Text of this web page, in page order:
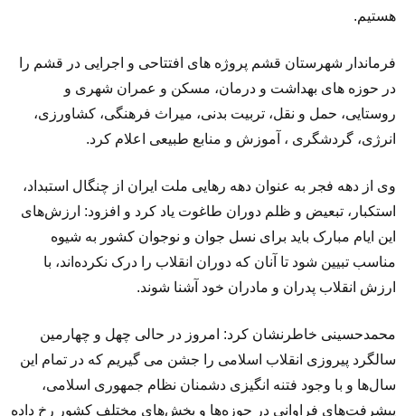
هستیم.
فرماندار شهرستان قشم پروژه های افتتاحی و اجرایی در قشم را
در حوزه های بهداشت و درمان، مسکن و عمران شهری و
روستایی، حمل و نقل، تربیت بدنی، میراث فرهنگی، کشاورزی،
انرژی، گردشگری ، آموزش و منابع طبیعی اعلام کرد.
وی از دهه فجر به عنوان دهه رهایی ملت ایران از چنگال استبداد،
استکبار، تبعیض و ظلم دوران طاغوت یاد کرد و افزود: ارزش‌های
این ایام مبارک باید برای نسل جوان و‌ نوجوان کشور به شیوه
مناسب تبیین شود تا آنان که دوران انقلاب را درک‌ نکرده‌اند، با
ارزش انقلاب پدران و مادران خود آشنا شوند.
محمدحسینی خاطرنشان کرد: امروز در حالی چهل و چهارمین
سالگرد پیروزی انقلاب اسلامی را جشن می گیریم که در تمام این
سال‌ها و با وجود فتنه انگیزی دشمنان نظام جمهوری اسلامی،
پیشرفت‌های فراوانی در حوزه‌ها و بخش‌های مختلف کشور رخ داده